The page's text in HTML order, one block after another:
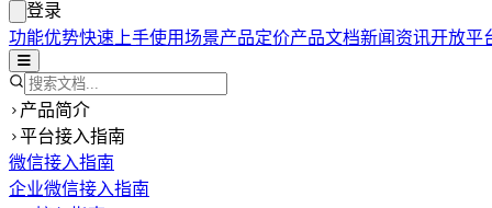
登录
功能优势快速上手使用场景产品定价产品文档新闻资讯开放平
产品简介
平台接入指南
微信接入指南
企业微信接入指南